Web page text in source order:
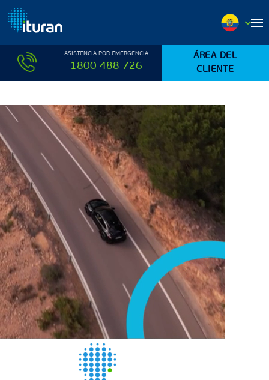
Ir al contenido principal
ASISTENCIA POR EMERGENCIA
1800 488 726
ÁREA DEL
CLIENTE